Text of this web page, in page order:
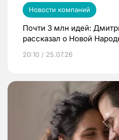
Новости компаний
Почти 3 млн идей:
рассказал о Новой
20:10 / 25.07.26